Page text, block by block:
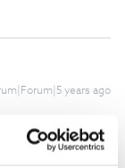
years ago